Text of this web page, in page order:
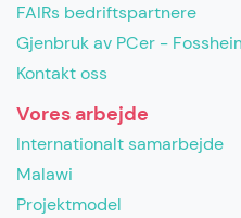
FAIRs bedriftspartnere
Gjenbruk av PCer -
Kontakt oss
Vores arbejde
Internationalt samarbejde
Malawi
Projektmodel